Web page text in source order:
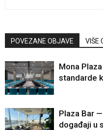
POVEZANE OBJAVE VIŠE
Mona
standarde
Plaza Bar
događaji u